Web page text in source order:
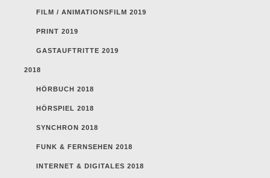
FILM / ANIMATIONSFILM 2019
PRINT 2019
GASTAUFTRITTE 2019
2018
HÖRBUCH 2018
HÖRSPIEL 2018
SYNCHRON 2018
FUNK & FERNSEHEN 2018
INTERNET & DIGITALES 2018